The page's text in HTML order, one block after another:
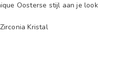
Oosterse stijl aan je look
Kristal